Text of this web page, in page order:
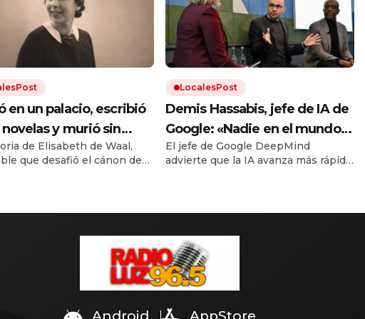
en un palacio, escribió
y murió sin
ninguna: décadas
su nieto hizo que el
de Elisabeth de Waal,
que desafió el cánon de
LocalesPost
Demis Hassabis, jefe de IA de
Google: «Nadie en el mundo
sabe con certeza qué va a
pasar de aquí en adelante, y
El jefe de Google DeepMind
advierte que la IA avanza más rápido
que sea demasiado tarde.